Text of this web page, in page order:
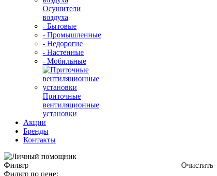
Осушители
воздуха
- Бытовые
- Промышленные
- Недорогие
- Настенные
- Мобильные
Приточные
вентиляционные
установки
Акции
Бренды
Контакты
Фильтр
Очистить
Фильтр по цене: